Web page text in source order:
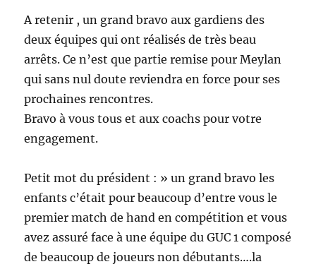
A retenir , un grand bravo aux gardiens des
deux équipes qui ont réalisés de très beau
arrêts. Ce n’est que partie remise pour Meylan
qui sans nul doute reviendra en force pour ses
prochaines rencontres.
Bravo à vous tous et aux coachs pour votre
engagement.
Petit mot du président : » un grand bravo les
enfants c’était pour beaucoup d’entre vous le
premier match de hand en compétition et vous
avez assuré face à une équipe du GUC 1 composé
de beaucoup de joueurs non débutants….la